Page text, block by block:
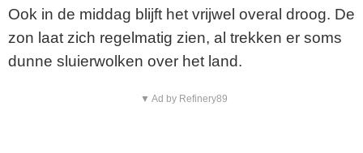
Ook in de middag blijft het vrijwel overal droog. De
zon laat zich regelmatig zien, al trekken er soms
dunne sluierwolken over het land.
▼ Ad by Refinery89